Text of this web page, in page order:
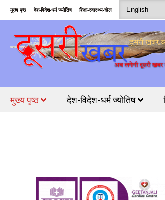
मुख्य पृष्ठ देश-विदेश-धर्म ज्योतिष शिक्षा-स्वास्थ्य-खेल
मुख्य पृष्ठ देश-विदेश-धर्म ज्योतिष